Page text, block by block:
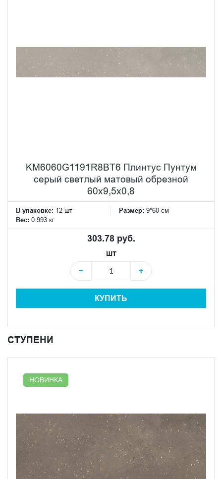
KM6060G1191R8BT6 Плинтус Пунтум
серый светлый матовый обрезной
60x9,5x0,8
В упаковке: 12 шт Размер: 9*60 см
Вес: 0.993 кг
303.78 руб.
шт
−
+
КУПИТЬ
СТУПЕНИ
НОВИНКА